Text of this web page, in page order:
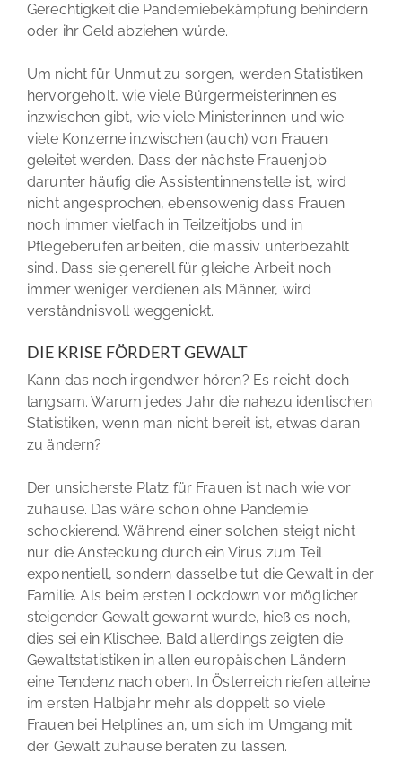
Gerechtigkeit die Pandemiebekämpfung behindern
oder ihr Geld abziehen würde.
Um nicht für Unmut zu sorgen, werden Statistiken
hervorgeholt, wie viele Bürgermeisterinnen es
inzwischen gibt, wie viele Ministerinnen und wie
viele Konzerne inzwischen (auch) von Frauen
geleitet werden. Dass der nächste Frauenjob
darunter häufig die Assistentinnenstelle ist, wird
nicht angesprochen, ebensowenig dass Frauen
noch immer vielfach in Teilzeitjobs und in
Pflegeberufen arbeiten, die massiv unterbezahlt
sind. Dass sie generell für gleiche Arbeit noch
immer weniger verdienen als Männer, wird
verständnisvoll weggenickt.
DIE KRISE FÖRDERT GEWALT
Kann das noch irgendwer hören? Es reicht doch
langsam. Warum jedes Jahr die nahezu identischen
Statistiken, wenn man nicht bereit ist, etwas daran
zu ändern?
Der unsicherste Platz für Frauen ist nach wie vor
zuhause. Das wäre schon ohne Pandemie
schockierend. Während einer solchen steigt nicht
nur die Ansteckung durch ein Virus zum Teil
exponentiell, sondern dasselbe tut die Gewalt in der
Familie. Als beim ersten Lockdown vor möglicher
steigender Gewalt gewarnt wurde, hieß es noch,
dies sei ein Klischee. Bald allerdings zeigten die
Gewaltstatistiken in allen europäischen Ländern
eine Tendenz nach oben. In Österreich riefen alleine
im ersten Halbjahr mehr als doppelt so viele
Frauen bei Helplines an, um sich im Umgang mit
der Gewalt zuhause beraten zu lassen.